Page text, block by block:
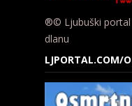
®© Ljubuški
dlanu
LJPORTAL.COM/